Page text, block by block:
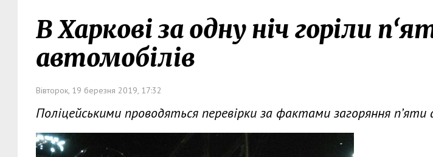
В Харкові за одну ніч горіли
автомобілів
Вівторок, 19 березня 2019, 17:32
Поліцейськими проводяться перевірки за фактами загоряння п’яти